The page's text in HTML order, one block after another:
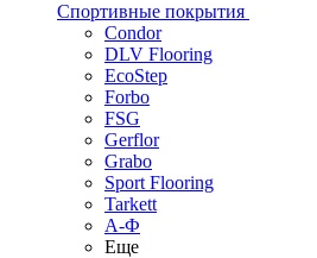
Спортивные покрытия
Condor
DLV Flooring
EcoStep
Forbo
FSG
Gerflor
Grabo
Sport Flooring
Tarkett
А-Ф
Еще